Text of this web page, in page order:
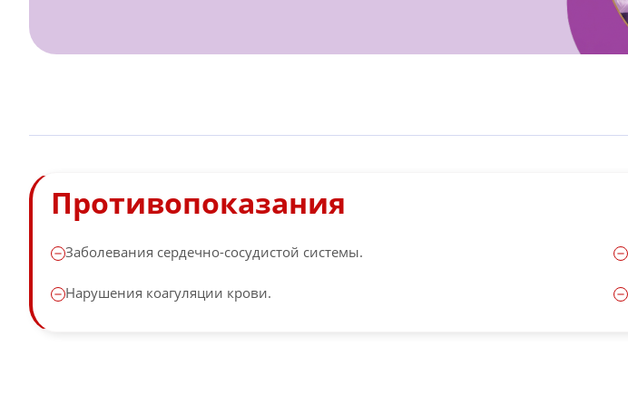
Противопоказания
Заболевания сердечно-сосудистой системы.
Нарушения коагуляции крови.